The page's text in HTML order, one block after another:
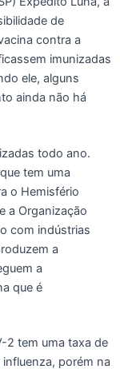
de
contra a
imunizadas
ele, alguns
ainda não há
todo ano.
tem uma
o Hemisfério
a Organização
com indústrias
a
a
que é
2 tem uma taxa de
porém na